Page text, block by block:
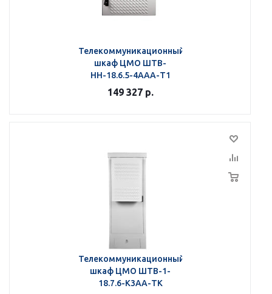
Телекоммуникационный
шкаф ЦМО ШТВ-
НН-18.6.5-4ААА-Т1
149 327р.
Телекоммуникационный
шкаф ЦМО ШТВ-1-
18.7.6-К3АА-ТК